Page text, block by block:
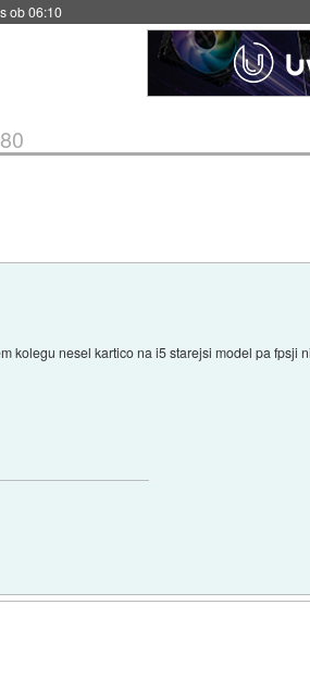
kolegu nesel kartico na i5 starejsi model pa fpsji